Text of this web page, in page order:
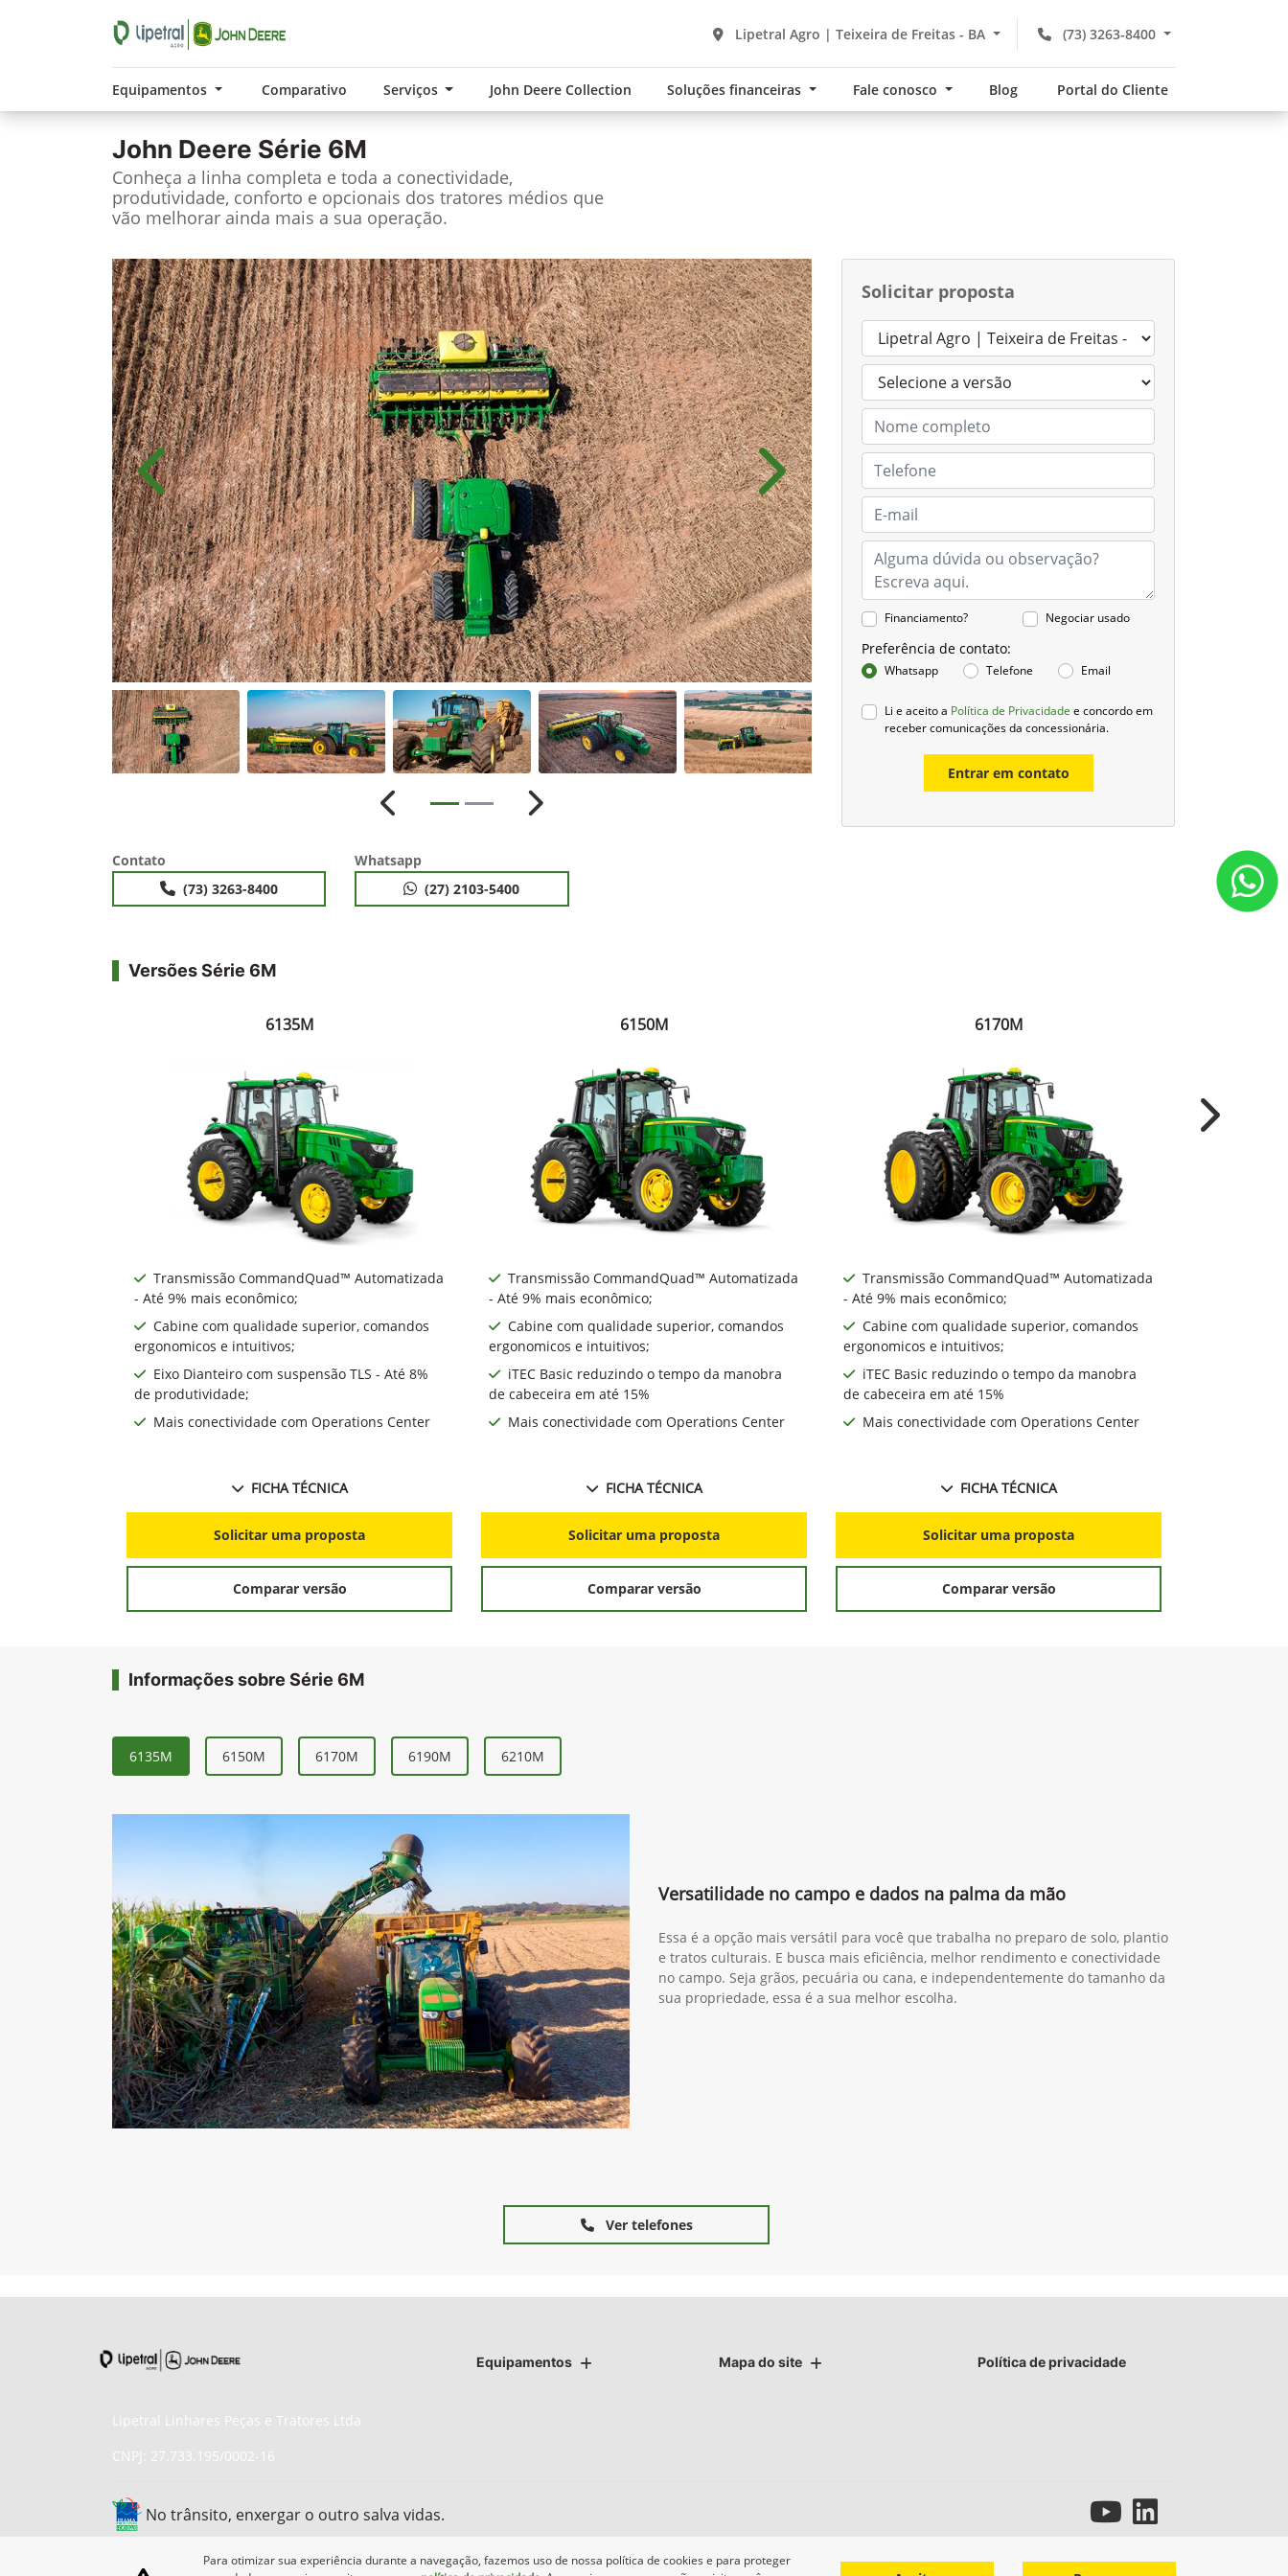
(73) 3263-8400
Lipetral Agro | Teixeira de Freitas - BA
Equipamentos Comparativo Serviços John Deere Collection Soluções financeiras Fale conosco Blog Portal do Cliente
John Deere Série 6M
Conheça a linha completa e toda a conectividade,
produtividade, conforto e opcionais dos tratores médios que
vão melhorar ainda mais a sua operação.
Solicitar proposta
Financiamento? Negociar usado
Preferência de contato:
Whatsapp Telefone Email
Li e aceito a Política de Privacidade e concordo em
receber comunicações da concessionária.
Entrar em contato
Anterior Próximo
Anterior Próximo
Contato
(73) 3263-8400
Whatsapp
(27) 2103-5400
Versões Série 6M
6135M
Transmissão CommandQuad™ Automatizada
- Até 9% mais econômico;
Cabine com qualidade superior, comandos
ergonomicos e intuitivos;
Eixo Dianteiro com suspensão TLS - Até 8%
de produtividade;
Mais conectividade com Operations Center
FICHA TÉCNICA
Solicitar uma proposta
Comparar versão
6150M
Transmissão CommandQuad™ Automatizada
- Até 9% mais econômico;
Cabine com qualidade superior, comandos
ergonomicos e intuitivos;
iTEC Basic reduzindo o tempo da manobra
de cabeceira em até 15%
Mais conectividade com Operations Center
FICHA TÉCNICA
Solicitar uma proposta
Comparar versão
6170M
Transmissão CommandQuad™ Automatizada
- Até 9% mais econômico;
Cabine com qualidade superior, comandos
ergonomicos e intuitivos;
iTEC Basic reduzindo o tempo da manobra
de cabeceira em até 15%
Mais conectividade com Operations Center
FICHA TÉCNICA
Solicitar uma proposta
Comparar versão
Next
Informações sobre Série 6M
6135M 6150M 6170M 6190M 6210M
Versatilidade no campo e dados na palma da mão
Essa é a opção mais versátil para você que trabalha no preparo de solo, plantio
e tratos culturais. E busca mais eficiência, melhor rendimento e conectividade
no campo. Seja grãos, pecuária ou cana, e independentemente do tamanho da
sua propriedade, essa é a sua melhor escolha.
Ver telefones
Equipamentos Mapa do site Política de privacidade
Lipetral Linhares Peças e Tratores Ltda
CNPJ: 27.733.195/0002-16
No trânsito, enxergar o outro salva vidas.
Para otimizar sua experiência durante a navegação, fazemos uso de nossa política de cookies e para proteger